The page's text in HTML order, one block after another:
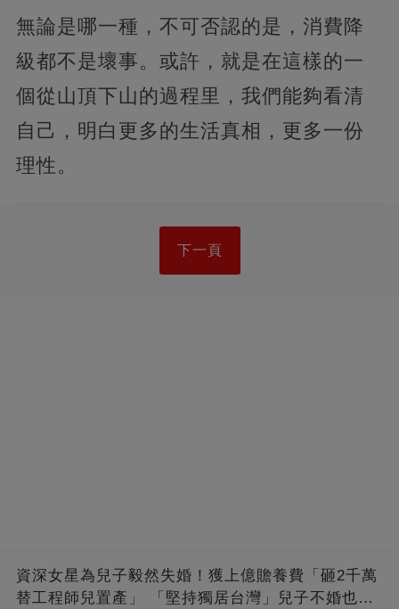
無論是哪一種，不可否認的是，消費降
級都不是壞事。或許，就是在這樣的一
個從山頂下山的過程里，我們能夠看清
自己，明白更多的生活真相，更多一份
理性。
下一頁
資深女星為兒子毅然失婚！獲上億贍養費「砸2千萬
替工程師兒置產」 「堅持獨居台灣」兒子不婚也支